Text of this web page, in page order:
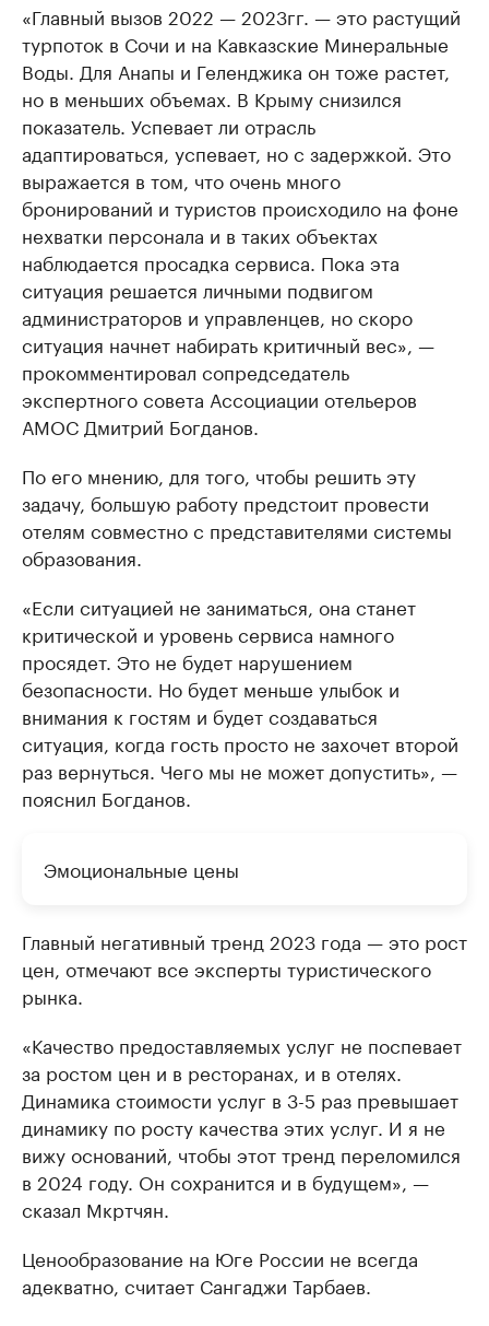
«Главный вызов 2022 — 2023гг. — это растущий
турпоток в Сочи и на Кавказские Минеральные
Воды. Для Анапы и Геленджика он тоже растет,
но в меньших объемах. В Крыму снизился
показатель. Успевает ли отрасль
адаптироваться, успевает, но с задержкой. Это
выражается в том, что очень много
бронирований и туристов происходило на фоне
нехватки персонала и в таких объектах
наблюдается просадка сервиса. Пока эта
ситуация решается личными подвигом
администраторов и управленцев, но скоро
ситуация начнет набирать критичный вес», —
прокомментировал сопредседатель
экспертного совета Ассоциации отельеров
АМОС Дмитрий Богданов.
По его мнению, для того, чтобы решить эту
задачу, большую работу предстоит провести
отелям совместно с представителями системы
образования.
«Если ситуацией не заниматься, она станет
критической и уровень сервиса намного
просядет. Это не будет нарушением
безопасности. Но будет меньше улыбок и
внимания к гостям и будет создаваться
ситуация, когда гость просто не захочет второй
раз вернуться. Чего мы не может допустить», —
пояснил Богданов.
Эмоциональные цены
Главный негативный тренд 2023 года — это рост
цен, отмечают все эксперты туристического
рынка.
«Качество предоставляемых услуг не поспевает
за ростом цен и в ресторанах, и в отелях.
Динамика стоимости услуг в 3-5 раз превышает
динамику по росту качества этих услуг. И я не
вижу оснований, чтобы этот тренд переломился
в 2024 году. Он сохранится и в будущем», —
сказал Мкртчян.
Ценообразование на Юге России не всегда
адекватно, считает Сангаджи Тарбаев.